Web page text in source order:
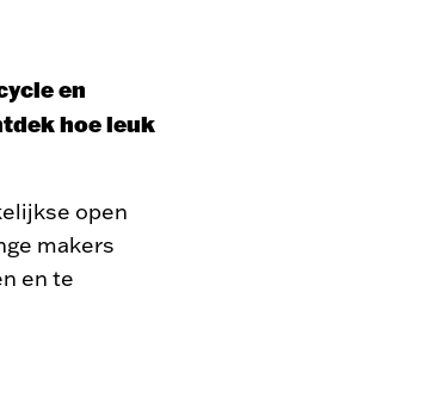
en
hoe leuk
open
makers
en te